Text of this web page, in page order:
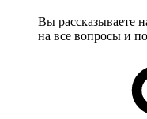
Вы рассказываете
на все вопросы и